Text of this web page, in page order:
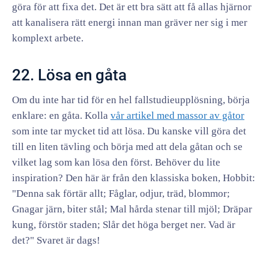
göra för att fixa det. Det är ett bra sätt att få allas hjärnor
att kanalisera rätt energi innan man gräver ner sig i mer
komplext arbete.
22. Lösa en gåta
Om du inte har tid för en hel fallstudieupplösning, börja
enklare: en gåta. Kolla vår artikel med massor av gåtor
som inte tar mycket tid att lösa. Du kanske vill göra det
till en liten tävling och börja med att dela gåtan och se
vilket lag som kan lösa den först. Behöver du lite
inspiration? Den här är från den klassiska boken, Hobbit:
"Denna sak förtär allt; Fåglar, odjur, träd, blommor;
Gnagar järn, biter stål; Mal hårda stenar till mjöl; Dräpar
kung, förstör staden; Slår det höga berget ner. Vad är
det?" Svaret är dags!